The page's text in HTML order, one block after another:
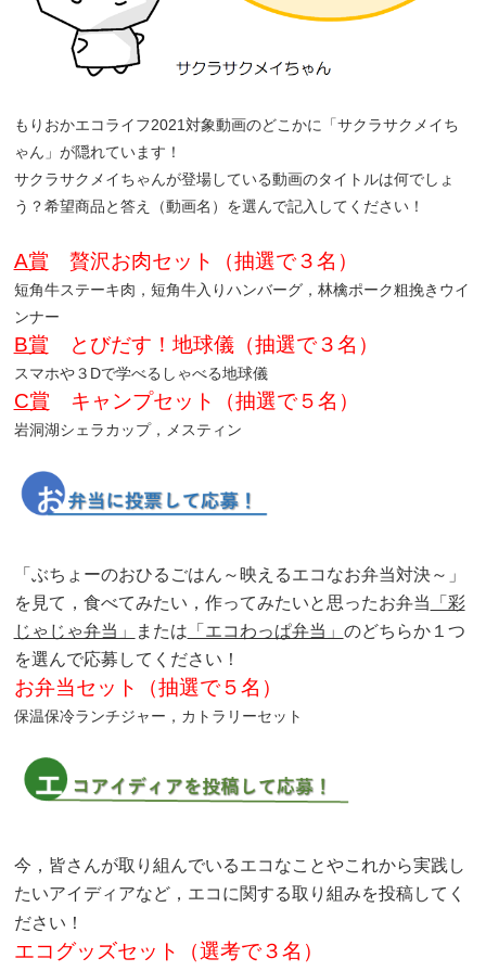
もりおかエコライフ2021対象動画のどこかに「サクラサクメイち
ゃん」が隠れています！
サクラサクメイちゃんが登場している動画のタイトルは何でしょ
う？希望商品と答え（動画名）を選んで記入してください！
A賞 贅沢お肉セット（抽選で３名）
短角牛ステーキ肉，短角牛入りハンバーグ，林檎ポーク粗挽きウイ
ンナー
B賞 とびだす！地球儀（抽選で３名）
スマホや３Dで学べるしゃべる地球儀
C賞 キャンプセット（抽選で５名）
岩洞湖シェラカップ，メスティン
「ぶちょーのおひるごはん～映えるエコなお弁当対決～」
を見て，食べてみたい，作ってみたいと思ったお弁当 「彩
じゃじゃ弁当」
または 「エコわっぱ弁当」 のどちらか１つ
を選んで応募してください！
お弁当セット（抽選で５名）
保温保冷ランチジャー，カトラリーセット
今，皆さんが取り組んでいるエコなことやこれから実践し
たいアイディアなど，エコに関する取り組みを投稿してく
ださい！
エコグッズセット（選考で３名）